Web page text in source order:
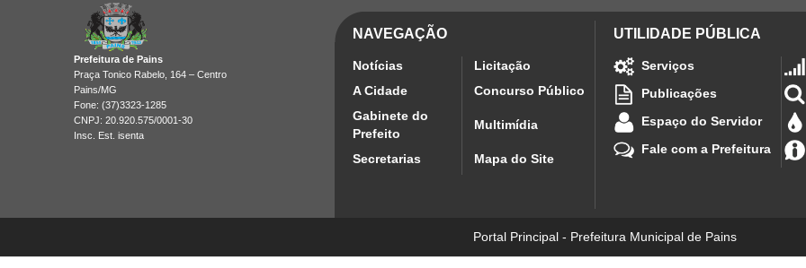
Prefeitura de Pains
Praça Tonico Rabelo, 164 – Centro
Pains/MG
Fone: (37)3323-1285
CNPJ: 20.920.575/0001-30
Insc. Est. isenta
NAVEGAÇÃO
Notícias
Licitação
A Cidade
Concurso Público
Gabinete do
Prefeito
Multimídia
Secretarias Mapa do Site
UTILIDADE PÚBLICA
Serviços
Publicações
Espaço do Servidor
Fale com a Prefeitura
Portal Principal - Prefeitura Municipal de Pains